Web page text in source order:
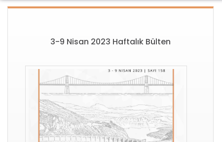
3-9 Nisan 2023 Haftalık Bülten